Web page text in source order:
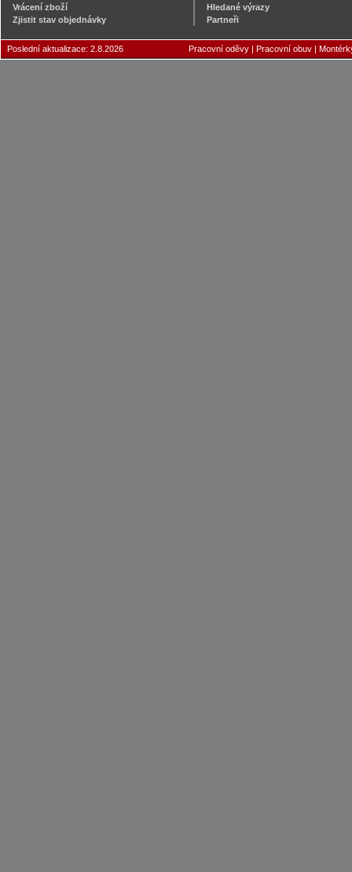
Vrácení zboží
Zjistit stav objednávky
Hledané výrazy
Partneři
Poslední aktualizace: 2.8.2026 Pracovní oděvy | Pracovní obuv |